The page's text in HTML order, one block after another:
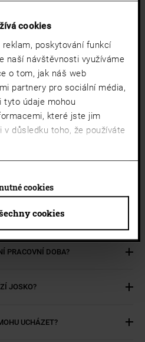
cookies
reklam, poskytování funkcí
naší návštěvnosti využíváme
o tom, jak náš web
partnery pro sociální média,
tyto údaje mohou
které jste jim
důsledku toho, že používáte
cookies
cookies
OTÁZKY
PŘI PRÁCI NA PLNÝ
PRACOVNÍ DOBA?
JOSKO?
UCHÁZET?